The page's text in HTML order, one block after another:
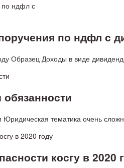
по ндфл с
Образец Доходы в виде
Юридическая тематика очень
косгу в 2020